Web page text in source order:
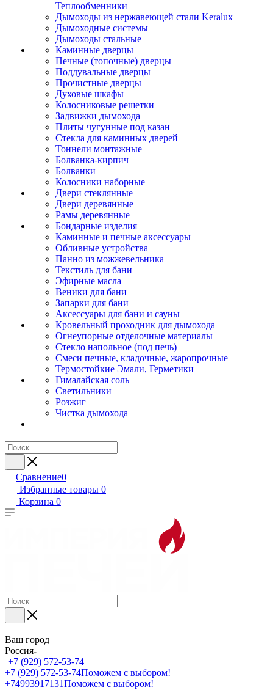
Теплообменники
Дымоходы из нержавеющей стали Keralux
Дымоходные системы
Дымоходы стальные
Каминные дверцы
Печные (топочные) дверцы
Поддувальные дверцы
Прочистные дверцы
Духовые шкафы
Колосниковые решетки
Задвижки дымохода
Плиты чугунные под казан
Стекла для каминных дверей
Тоннели монтажные
Болванка-кирпич
Болванки
Колосники наборные
Двери стеклянные
Двери деревянные
Рамы деревянные
Бондарные изделия
Каминные и печные аксессуары
Обливные устройства
Панно из можжевельника
Текстиль для бани
Эфирные масла
Веники для бани
Запарки для бани
Аксессуары для бани и сауны
Кровельный проходник для дымохода
Огнеупорные отделочные материалы
Стекло напольное (под печь)
Смеси печные, кладочные, жаропрочные
Термостойкие Эмали, Герметики
Гималайская соль
Светильники
Розжиг
Чистка дымохода
Сравнение0
Избранные товары 0
Корзина 0
Ваш город
Россия
+7 (929) 572-53-74
+7 (929) 572-53-74Поможем с выбором!
+74993917131Поможем с выбором!